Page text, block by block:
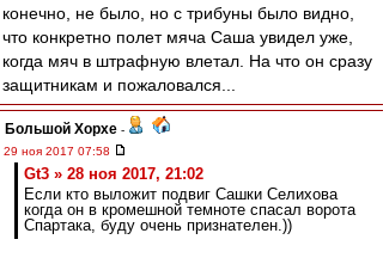
конечно, не было, но с трибуны было видно,
что конкретно полет мяча Саша увидел уже,
когда мяч в штрафную влетал. На что он сразу
защитникам и пожаловался...
Большой Хорхе -
29 ноя 2017 07:58
Gt3 » 28 ноя 2017, 21:02
Если кто выложит подвиг Сашки Селихова
когда он в кромешной темноте спасал ворота
Спартака, буду очень признателен.))